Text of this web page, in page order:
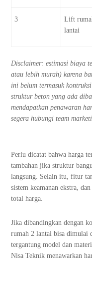
3
Lift
lantai
Disclaimer: estimasi biaya
atau lebih murah) karena
ini belum termasuk
struktur beton yang ada
mendapatkan penawaran
segera hubungi team
Perlu dicatat bahwa harga
tambahan jika struktur
langsung. Selain itu, fitur
sistem keamanan ekstra,
total harga.
Jika dibandingkan dengan
rumah 2 lantai bisa dimulai
tergantung model dan
Nisa Teknik menawarkan